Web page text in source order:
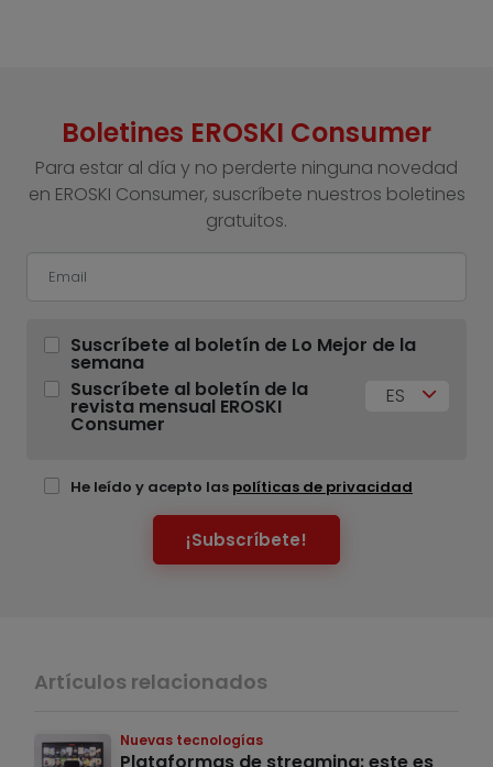
Boletines EROSKI Consumer
Para estar al día y no perderte ninguna novedad
en EROSKI Consumer, suscríbete nuestros boletines
gratuitos.
Suscríbete al boletín de Lo Mejor de la
semana
Suscríbete al boletín de la
revista mensual EROSKI
Consumer
ES
He leído y acepto las políticas de privacidad
¡Subscríbete!
Artículos relacionados
Nuevas tecnologías